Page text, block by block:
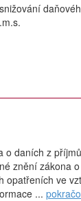
o daních z
znění zákona
opatřeních ve
...